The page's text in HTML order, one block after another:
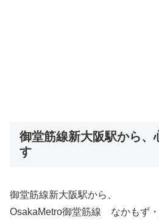
御堂筋線新大阪駅から、
す
御堂筋線新大阪駅から、
OsakaMetro御堂筋線 なかもず